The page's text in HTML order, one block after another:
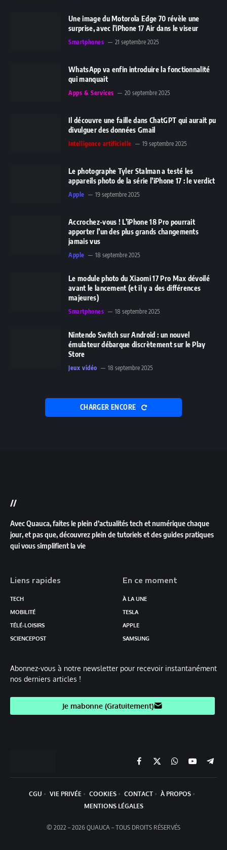
Une image du Motorola Edge 70 révèle une
surprise, avec l’iPhone 17 Air dans le viseur
Smartphones 21 septembre 2025
WhatsApp va enfin introduire la fonctionnalité
qui manquait
Apps & Services 20 septembre 2025
Il découvre une faille dans ChatGPT qui aurait pu
divulguer des données Gmail
Intelligence artificielle 19 septembre 2025
Le photographe Tyler Stalman a testé les
appareils photo de la série l’iPhone 17 : le verdict
Apple 19 septembre 2025
Accrochez-vous ! L’iPhone 18 Pro pourrait
apporter l’un des plus grands changements
jamais vus
Apple 18 septembre 2025
Le module photo du Xiaomi 17 Pro Max dévoilé
avant le lancement (et il y a des différences
majeures)
Smartphones 18 septembre 2025
Nintendo Switch sur Android : un nouvel
émulateur débarque discrètement sur le Play
Store
Jeux vidéo 18 septembre 2025
CHARGER ENCORE
//
Avec Quauca, faites le plein d’actualités tech et numérique chaque
jour, et pas que, découvrez plein de tutoriels et des guides pratiques
qui vous simplifient la vie
Liens rapides
TECH
MOBILITÉ
TÉLÉ-LOISIRS
SCIENCEPOST
En ce moment
À LA UNE
TESLA
APPLE
SAMSUNG
Abonnez-vous à notre newsletter pour recevoir instantanément
nos derniers articles !
Je mabonne (Gratuitement)
Facebook
X
(Twitter)
Chaine
WhatsApp
YouTube
© 2022 – 2026 QUAUCA – TOUS DROITS RÉSERVÉS
CGU VIE PRIVÉE COOKIES CONTACT
À PROPOS
MENTIONS LÉGALES